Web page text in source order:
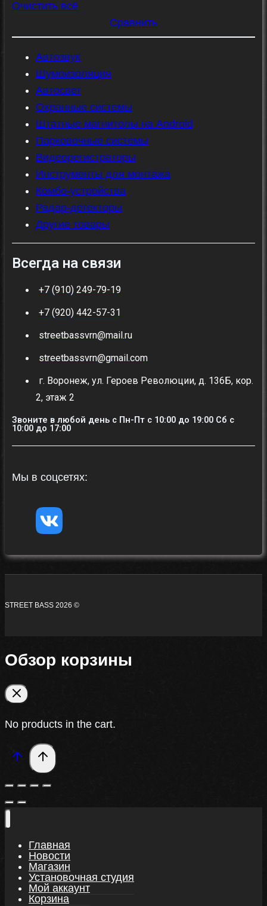
Очистить всё
Сравнить
Автозвук
Шумоизоляция
Автосвет
Охранные системы
Штатные магнитолы на Android
Парковочные системы
Видеорегистраторы
Инструменты для монтажа
Комбо-устройства
Радар-детекторы
Другие товары
Всегда на связи
+7 (910) 249-79-19
+7 (920) 442-57-31
streetbassvrn@mail.ru
streetbassvrn@gmail.com
г. Воронеж, ул. Героев Революции, д. 136Б, кор.
2, этаж 2
Звоните в любой день с Пн-Пт c 10:00 до 19:00 Сб с
10:00 до 17:00
Мы в соцсетях:
STREET BASS 2026 ©
Обзор корзины
No products in the cart.
Главная
Новости
Магазин
Установочная студия
Мой аккаунт
Корзина